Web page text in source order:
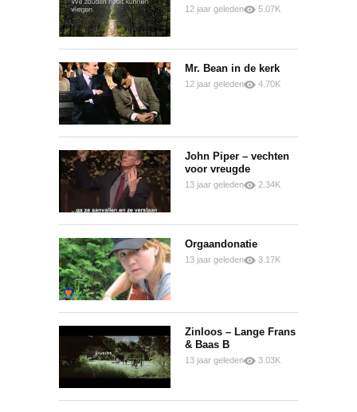
12 jaar geleden
5.07K
Mr. Bean in de kerk
12 jaar geleden
4.70K
John Piper – vechten
voor vreugde
13 jaar geleden
2.34K
Orgaandonatie
13 jaar geleden
3.17K
Zinloos – Lange Frans
& Baas B
13 jaar geleden
3.03K